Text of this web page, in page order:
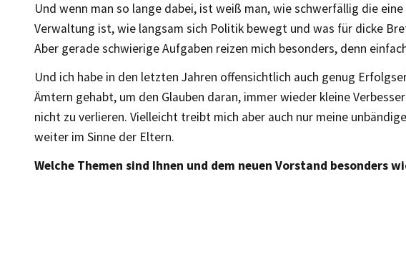
Und wenn man so lange dabei, ist weiß man, wie schwerfällig die
Verwaltung ist, wie langsam sich Politik bewegt und was für dicke
Aber gerade schwierige Aufgaben reizen mich besonders, denn
Und ich habe in den letzten Jahren offensichtlich auch genug
Ämtern gehabt, um den Glauben daran, immer wieder kleine
nicht zu verlieren. Vielleicht treibt mich aber auch nur meine
weiter im Sinne der Eltern.
Welche Themen sind Ihnen und dem neuen Vorstand besonders